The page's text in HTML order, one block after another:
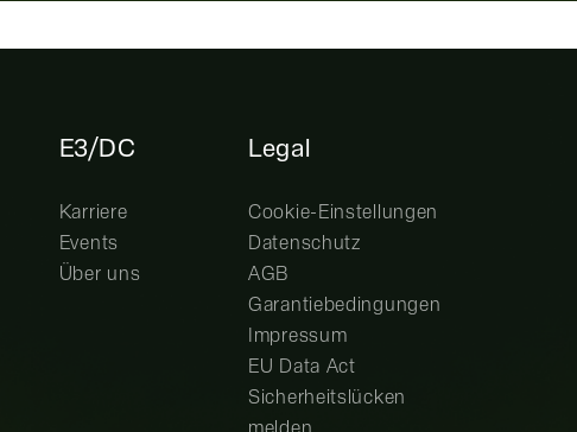
E3/DC
Karriere
Events
Über uns
Legal
Cookie-Einstellungen
Datenschutz
AGB
Garantiebedingungen
Impressum
EU Data Act
Sicherheitslücken